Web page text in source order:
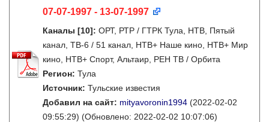
07-07-1997 - 13-07-1997
Каналы [10]: ОРТ, РТР / ГТРК Тула, НТВ, Пятый
канал, ТВ-6 / 51 канал, НТВ+ Наше кино, НТВ+ Мир
кино, НТВ+ Спорт, Альтаир, РЕН ТВ / Орбита
Регион: Тула
Источник: Тульские известия
Добавил на сайт: mityavoronin1994 (2022-02-02
09:55:29) (Обновлено: 2022-02-02 10:07:06)